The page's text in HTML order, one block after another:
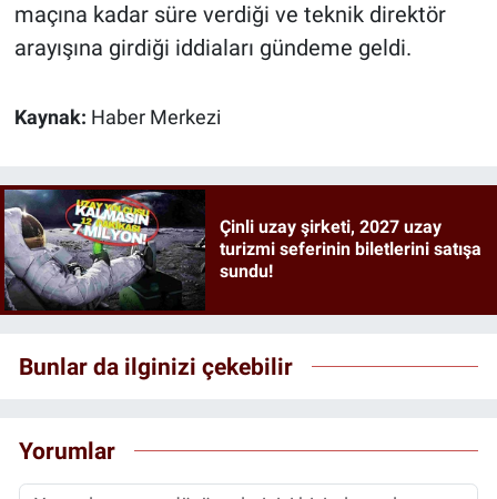
maçına kadar süre verdiği ve teknik direktör
arayışına girdiği iddiaları gündeme geldi.
Kaynak: Haber Merkezi
Çinli uzay şirketi, 2027 uzay
turizmi seferinin biletlerini satışa
sundu!
Bunlar da ilginizi çekebilir
Yorumlar